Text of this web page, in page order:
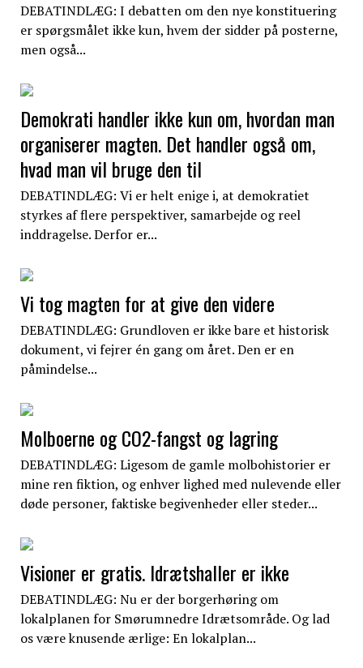
DEBATINDLÆG: I debatten om den nye konstituering
er spørgsmålet ikke kun, hvem der sidder på posterne,
men også...
Demokrati handler ikke kun om, hvordan man
organiserer magten. Det handler også om,
hvad man vil bruge den til
DEBATINDLÆG: Vi er helt enige i, at demokratiet
styrkes af flere perspektiver, samarbejde og reel
inddragelse. Derfor er...
Vi tog magten for at give den videre
DEBATINDLÆG: Grundloven er ikke bare et historisk
dokument, vi fejrer én gang om året. Den er en
påmindelse...
Molboerne og CO2-fangst og lagring
DEBATINDLÆG: Ligesom de gamle molbohistorier er
mine ren fiktion, og enhver lighed med nulevende eller
døde personer, faktiske begivenheder eller steder...
Visioner er gratis. Idrætshaller er ikke
DEBATINDLÆG: Nu er der borgerhøring om
lokalplanen for Smørumnedre Idrætsområde. Og lad
os være knusende ærlige: En lokalplan...